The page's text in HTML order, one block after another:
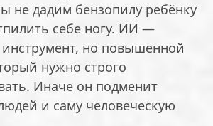
не дадим бензопилу ребёнку
себе ногу. ИИ —
но повышенной
нужно строго
Иначе он подменит
и саму человеческую